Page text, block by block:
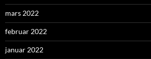
mars 2022
februar 2022
januar 2022